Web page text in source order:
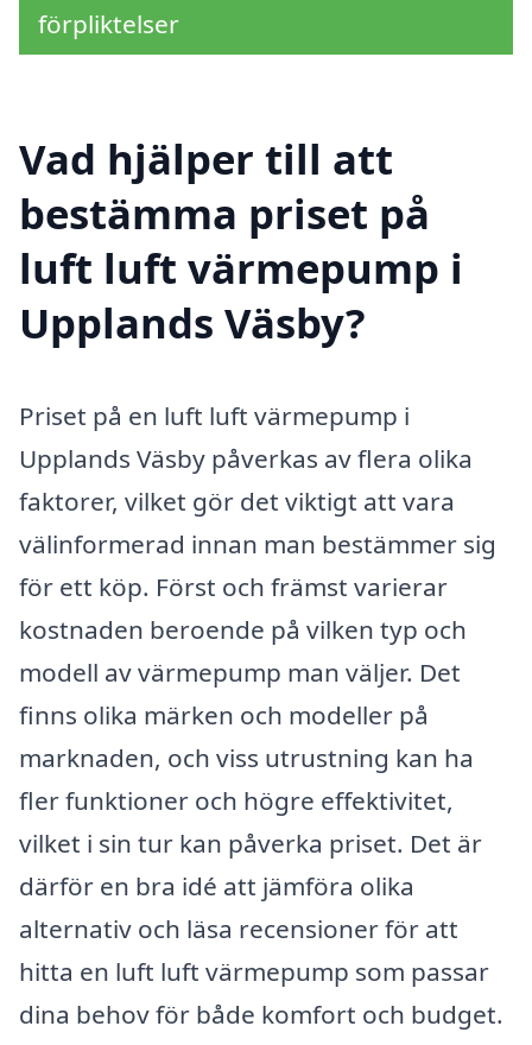
förpliktelser
Vad hjälper till att
bestämma priset på
luft luft värmepump i
Upplands Väsby?
Priset på en luft luft värmepump i
Upplands Väsby påverkas av flera olika
faktorer, vilket gör det viktigt att vara
välinformerad innan man bestämmer sig
för ett köp. Först och främst varierar
kostnaden beroende på vilken typ och
modell av värmepump man väljer. Det
finns olika märken och modeller på
marknaden, och viss utrustning kan ha
fler funktioner och högre effektivitet,
vilket i sin tur kan påverka priset. Det är
därför en bra idé att jämföra olika
alternativ och läsa recensioner för att
hitta en luft luft värmepump som passar
dina behov för både komfort och budget.